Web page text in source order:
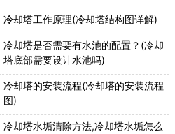
冷却塔工作原理(冷却塔结构图详解)
冷却塔是否需要有水池的配置？(冷却
塔底部需要设计水池吗)
冷却塔的安装流程(冷却塔的安装流程
图)
冷却塔水垢清除方法,冷却塔水垢怎么